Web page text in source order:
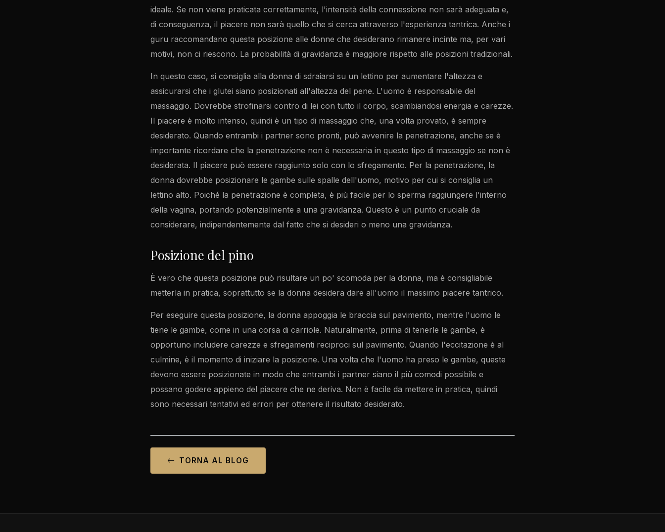
ideale. Se non viene praticata correttamente, l'intensità della connessione non sarà adeguata e,
di conseguenza, il piacere non sarà quello che si cerca attraverso l'esperienza tantrica. Anche i
guru raccomandano questa posizione alle donne che desiderano rimanere incinte ma, per vari
motivi, non ci riescono. La probabilità di gravidanza è maggiore rispetto alle posizioni tradizionali.
In questo caso, si consiglia alla donna di sdraiarsi su un lettino per aumentare l'altezza e
assicurarsi che i glutei siano posizionati all'altezza del pene. L'uomo è responsabile del
massaggio. Dovrebbe strofinarsi contro di lei con tutto il corpo, scambiandosi energia e carezze.
Il piacere è molto intenso, quindi è un tipo di massaggio che, una volta provato, è sempre
desiderato. Quando entrambi i partner sono pronti, può avvenire la penetrazione, anche se è
importante ricordare che la penetrazione non è necessaria in questo tipo di massaggio se non è
desiderata. Il piacere può essere raggiunto solo con lo sfregamento. Per la penetrazione, la
donna dovrebbe posizionare le gambe sulle spalle dell'uomo, motivo per cui si consiglia un
lettino alto. Poiché la penetrazione è completa, è più facile per lo sperma raggiungere l'interno
della vagina, portando potenzialmente a una gravidanza. Questo è un punto cruciale da
considerare, indipendentemente dal fatto che si desideri o meno una gravidanza.
Posizione del pino
È vero che questa posizione può risultare un po' scomoda per la donna, ma è consigliabile
metterla in pratica, soprattutto se la donna desidera dare all'uomo il massimo piacere tantrico.
Per eseguire questa posizione, la donna appoggia le braccia sul pavimento, mentre l'uomo le
tiene le gambe, come in una corsa di carriole. Naturalmente, prima di tenerle le gambe, è
opportuno includere carezze e sfregamenti reciproci sul pavimento. Quando l'eccitazione è al
culmine, è il momento di iniziare la posizione. Una volta che l'uomo ha preso le gambe, queste
devono essere posizionate in modo che entrambi i partner siano il più comodi possibile e
possano godere appieno del piacere che ne deriva. Non è facile da mettere in pratica, quindi
sono necessari tentativi ed errori per ottenere il risultato desiderato.
TORNA AL BLOG